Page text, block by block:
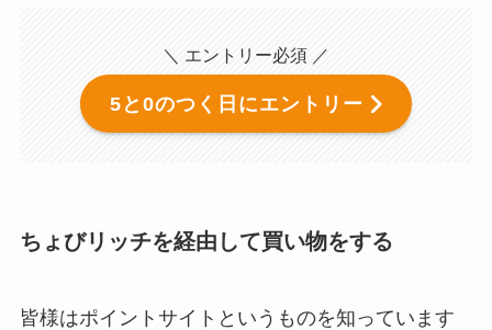
＼ エントリー必須 ／
5と0のつく日にエントリー
ちょびリッチを経由して買い物をする
皆様はポイントサイトというものを知っています